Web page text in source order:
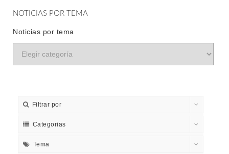
NOTICIAS POR TEMA
Noticias por tema
Filtrar por
Categorias
Tema